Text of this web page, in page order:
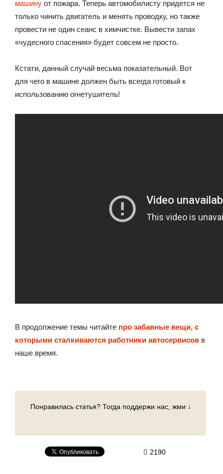
машину от пожара. Теперь автомобилисту придется не
только чинить двигатель и менять проводку, но также
провести не один сеанс в химчистке. Вывести запах
«чудесного спасения» будет совсем не просто.
Кстати, данный случай весьма показательный. Вот
для чего в машине должен быть всегда готовый к
использованию огнетушитель!
В продолжение темы читайте про забавные вещи, с
которыми сталкиваются работники автосервисов в
наше время.
Понравилась статья? Тогда поддержи нас, жми ↓
2190